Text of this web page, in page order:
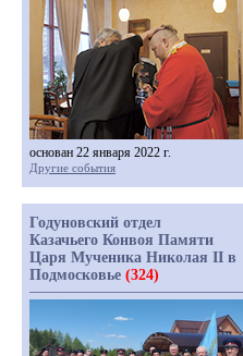
основан 22 января 2022 г.
Другие события
Годуновский отдел
Казачьего Конвоя Памяти
Царя Мученика Николая II в
Подмосковье (324)